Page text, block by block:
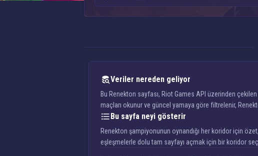
Veriler nereden geliyor
Bu Renekton sayfası, Riot Games API üzerinden
maçları okunur ve güncel yamaya göre filtrelenir,
Bu sayfa neyi gösterir
Renekton şampiyonunun oynandığı her koridor için
eşleşmelerle dolu tam sayfayı açmak için bir koridor seç.